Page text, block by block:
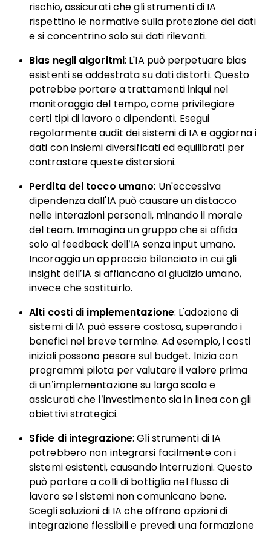
rischio, assicurati che gli strumenti di IA
rispettino le normative sulla protezione dei dati
e si concentrino solo sui dati rilevanti.
Bias negli algoritmi: L'IA può perpetuare bias
esistenti se addestrata su dati distorti. Questo
potrebbe portare a trattamenti iniqui nel
monitoraggio del tempo, come privilegiare
certi tipi di lavoro o dipendenti. Esegui
regolarmente audit dei sistemi di IA e aggiorna i
dati con insiemi diversificati ed equilibrati per
contrastare queste distorsioni.
Perdita del tocco umano: Un'eccessiva
dipendenza dall'IA può causare un distacco
nelle interazioni personali, minando il morale
del team. Immagina un gruppo che si affida
solo al feedback dell’IA senza input umano.
Incoraggia un approccio bilanciato in cui gli
insight dell’IA si affiancano al giudizio umano,
invece che sostituirlo.
Alti costi di implementazione: L'adozione di
sistemi di IA può essere costosa, superando i
benefici nel breve termine. Ad esempio, i costi
iniziali possono pesare sul budget. Inizia con
programmi pilota per valutare il valore prima
di un’implementazione su larga scala e
assicurati che l’investimento sia in linea con gli
obiettivi strategici.
Sfide di integrazione: Gli strumenti di IA
potrebbero non integrarsi facilmente con i
sistemi esistenti, causando interruzioni. Questo
può portare a colli di bottiglia nel flusso di
lavoro se i sistemi non comunicano bene.
Scegli soluzioni di IA che offrono opzioni di
integrazione flessibili e prevedi una formazione